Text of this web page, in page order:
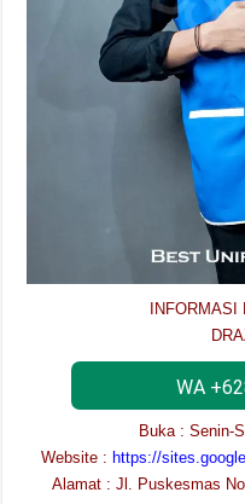
WA
Buka : Senin-
Website : https://
Alamat : Jl. Puskesmas